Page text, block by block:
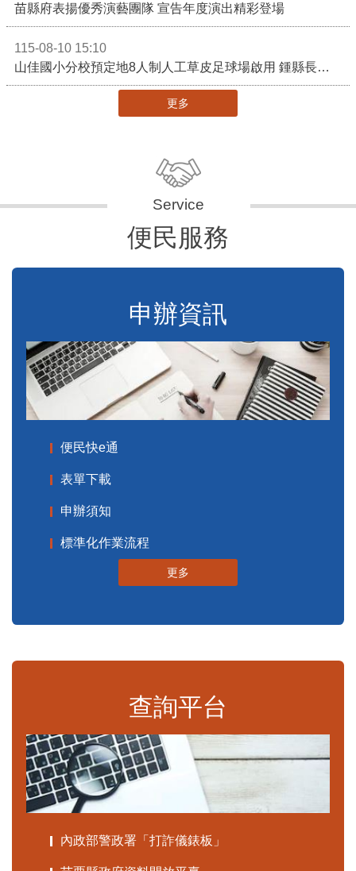
苗縣府表揚優秀演藝團隊 宣告年度演出精彩登場
115-08-10 15:10
更多
便民服務
申辦資訊
便民快e通
表單下載
申辦須知
標準化作業流程
更多
查詢平台
內政部警政署「打詐儀錶板」